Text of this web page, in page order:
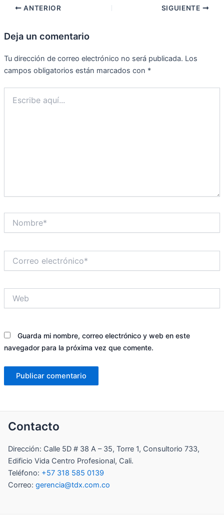
ANTERIOR SIGUIENTE
Deja un comentario
Tu dirección de correo electrónico no será publicada. Los
campos obligatorios están marcados con *
aquí...
electrónico*
Guarda mi nombre, correo electrónico y web en este
navegador para la próxima vez que comente.
Contacto
Dirección: Calle 5D # 38 A – 35, Torre 1, Consultorio 733,
Edificio Vida Centro Profesional, Cali.
Teléfono: +57 318 585 0139
Correo: gerencia@tdx.com.co